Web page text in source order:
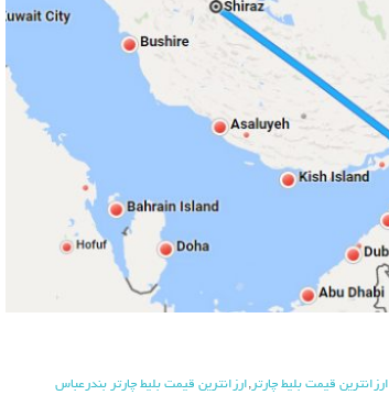
ارزانترین قیمت بلیط چارتر,ارزانترین قیمت بلیط چارتر بندرعباس